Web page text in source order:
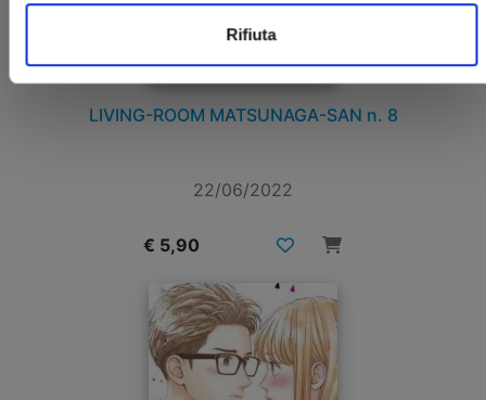
Rifiuta
LIVING-ROOM MATSUNAGA-SAN n. 8
22/06/2022
€ 5,90